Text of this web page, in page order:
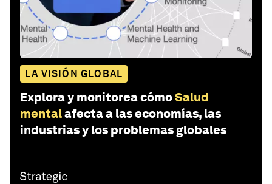
LA VISIÓN GLOBAL
Explora y monitorea cómoSalud
mentalafecta a las economías, las
industrias y los problemas globales